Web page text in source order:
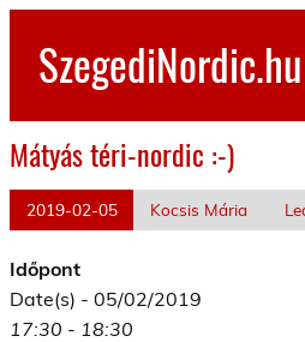
Skip
contentSzegediNordic.hu
Mátyás téri-nordic :-)
2019-02-05 Kocsis Mária
Időpont
Date(s) - 05/02/2019
17:30 - 18:30